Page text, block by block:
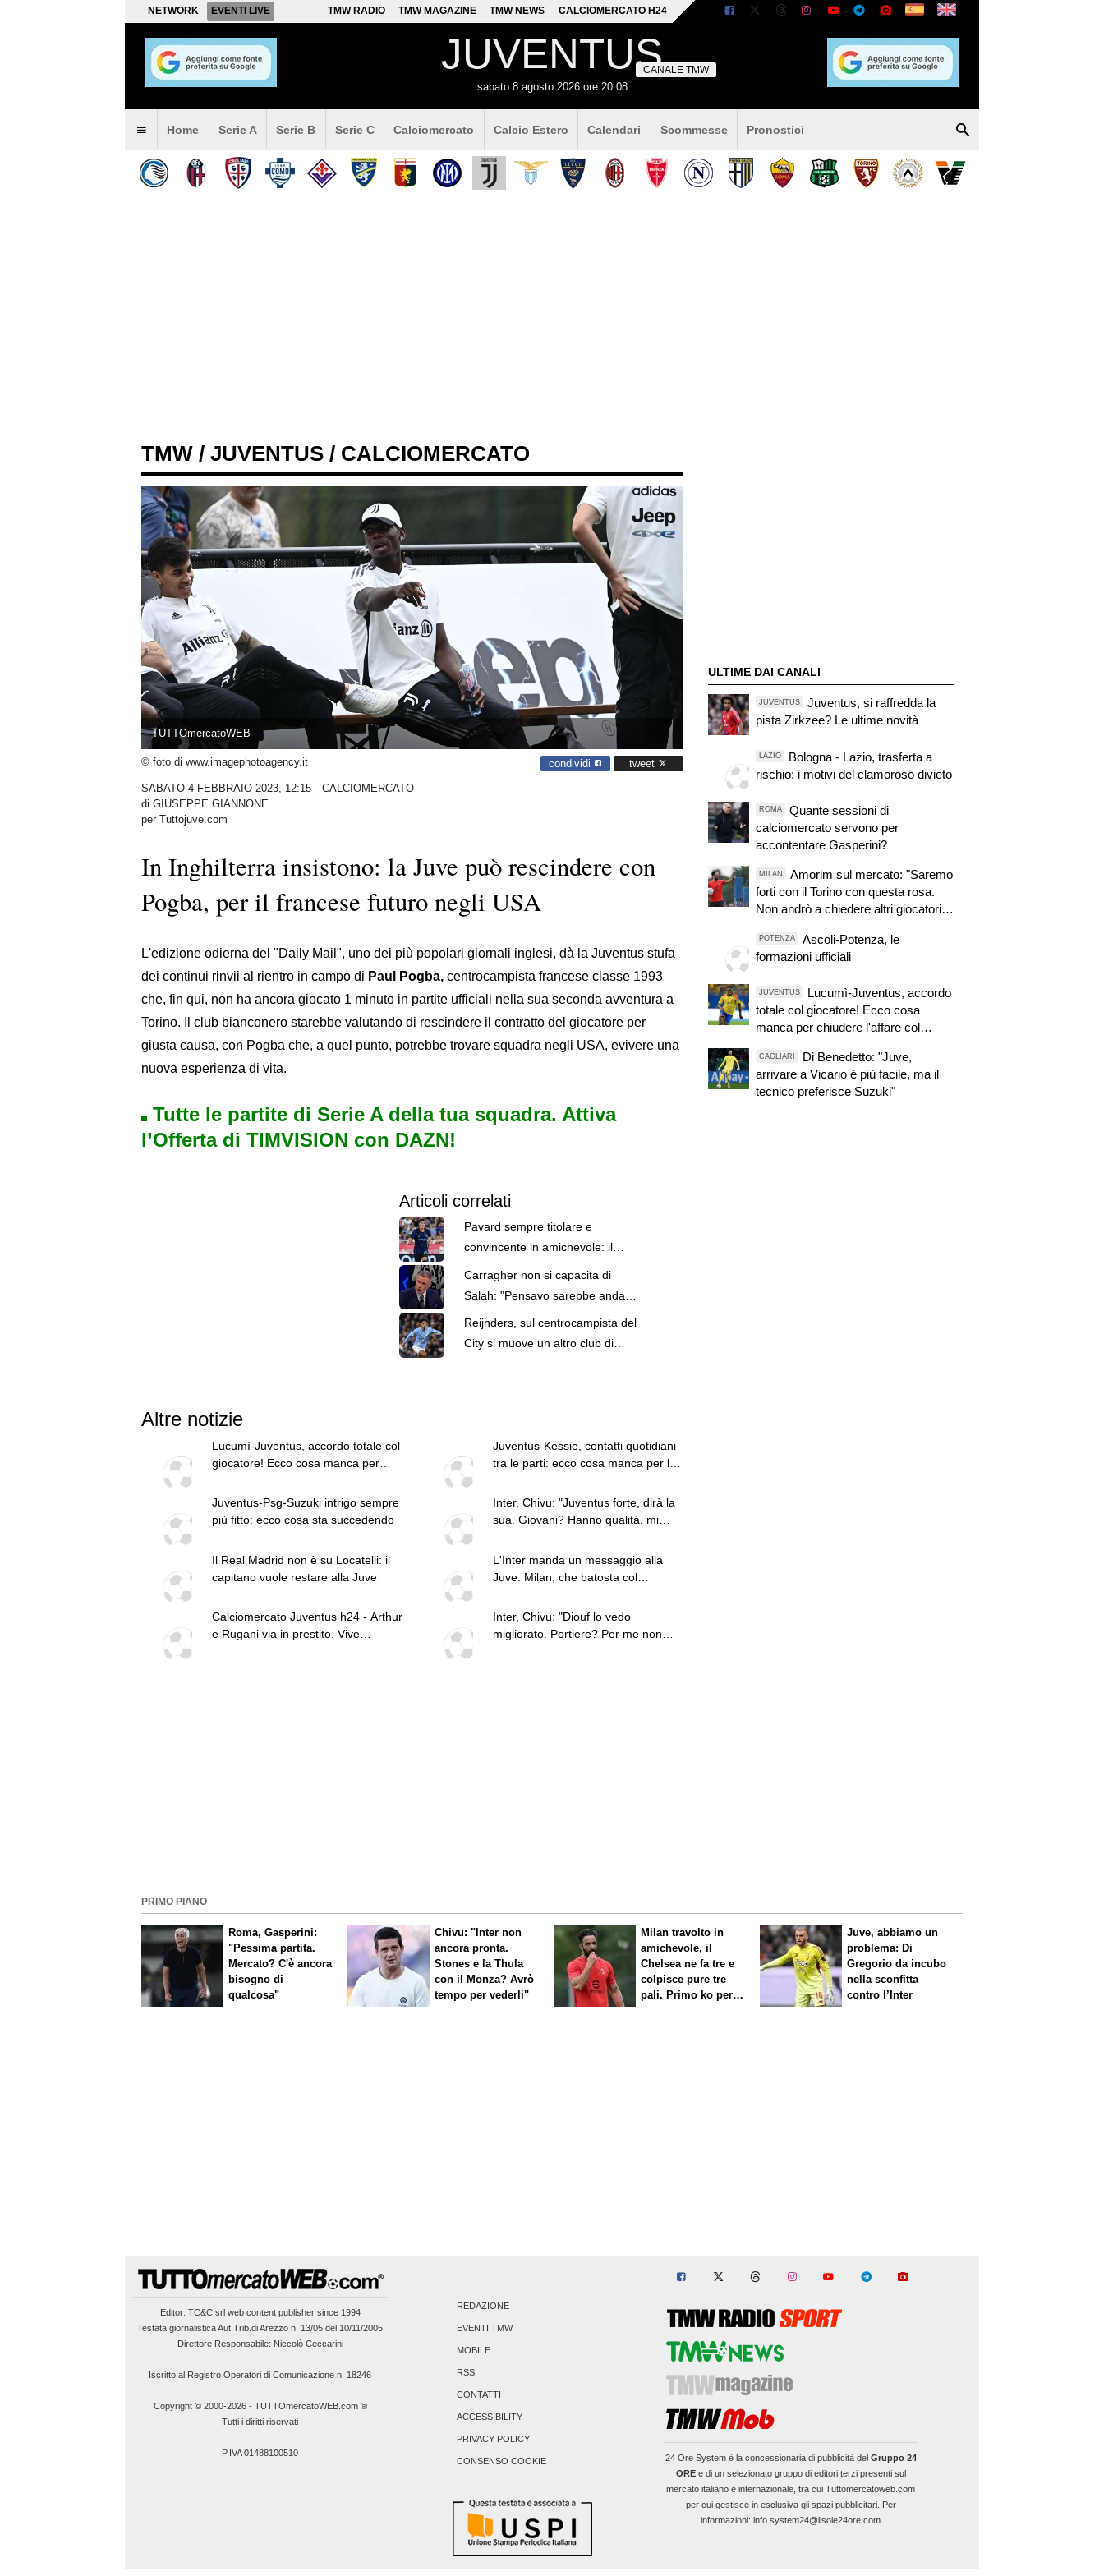
NETWORK EVENTI LIVE TMW RADIO TMW MAGAZINE TMW NEWS CALCIOMERCATO H24
JUVENTUS
sabato 8 agosto 2026 ore 20:08
CANALE TMW
Home Serie A Serie B Serie C Calciomercato Calcio Estero Calendari Scommesse Pronostici
TMW / JUVENTUS / CALCIOMERCATO
TUTTOmercatoWEB
© foto di www.imagephotoagency.it condividi tweet
SABATO 4 FEBBRAIO 2023, 12:15
CALCIOMERCATO
di GIUSEPPE GIANNONE
per Tuttojuve.com
In Inghilterra insistono: la Juve può rescindere con
Pogba, per il francese futuro negli USA
L'edizione odierna del "Daily Mail", uno dei più popolari giornali inglesi, dà la Juventus stufa
dei continui rinvii al rientro in campo di Paul Pogba, centrocampista francese classe 1993
che, fin qui, non ha ancora giocato 1 minuto in partite ufficiali nella sua seconda avventura a
Torino. Il club bianconero starebbe valutando di rescindere il contratto del giocatore per
giusta causa, con Pogba che, a quel punto, potrebbe trovare squadra negli USA, evivere una
nuova esperienza di vita.
Tutte le partite di Serie A della tua squadra. Attiva
l’Offerta di TIMVISION con DAZN!
Articoli correlati
Pavard sempre titolare e
convincente in amichevole: il
Carragher non si capacita di
Salah: "Pensavo sarebbe andato
al Milan o alla Juventus"
Reijnders, sul centrocampista del
City si muove un altro club di
Altre notizie
Lucumì-Juventus, accordo totale col
giocatore! Ecco cosa manca per
Juventus-Kessie, contatti quotidiani
tra le parti: ecco cosa manca per la
Juventus-Psg-Suzuki intrigo sempre
più fitto: ecco cosa sta succedendo
Inter, Chivu: "Juventus forte, dirà la
sua. Giovani? Hanno qualità, mi
Il Real Madrid non è su Locatelli: il
capitano vuole restare alla Juve
L'Inter manda un messaggio alla
Juve. Milan, che batosta col
Calciomercato Juventus h24 - Arthur
e Rugani via in prestito. Vive
Inter, Chivu: "Diouf lo vedo
migliorato. Portiere? Per me non
ULTIME DAI CANALI
JUVENTUS
Juventus, si raffredda la
pista Zirkzee? Le ultime novità
LAZIO
Bologna - Lazio, trasferta a
rischio: i motivi del clamoroso divieto
ROMA
Quante sessioni di
calciomercato servono per
accontentare Gasperini?
MILAN
Amorim sul mercato: "Saremo
forti con il Torino con questa rosa.
Non andrò a chiedere altri giocatori
POTENZA
Ascoli-Potenza, le
formazioni ufficiali
JUVENTUS
Lucumì-Juventus, accordo
totale col giocatore! Ecco cosa
manca per chiudere l'affare col
CAGLIARI
Di Benedetto: "Juve,
arrivare a Vicario è più facile, ma il
tecnico preferisce Suzuki"
PRIMO PIANO
Roma, Gasperini:
"Pessima partita.
Mercato? C'è ancora
bisogno di
qualcosa"
Chivu: "Inter non
ancora pronta.
Stones e la Thula
con il Monza? Avrò
tempo per vederli"
Milan travolto in
amichevole, il
Chelsea ne fa tre e
colpisce pure tre
pali. Primo ko per
Juve, abbiamo un
problema: Di
Gregorio da incubo
nella sconfitta
contro l’Inter
Editor: TC&C srlweb content publisher since 1994
Testata giornalistica Aut.Trib.di Arezzo n. 13/05 del 10/11/2005
Direttore Responsabile: Niccolò Ceccarini
Iscritto al Registro Operatori di Comunicazione n. 18246
Copyright © 2000-2026- TUTTOmercatoWEB.com ®
Tutti i diritti riservati
P.IVA 01488100510
REDAZIONE
EVENTI TMW
MOBILE
RSS
CONTATTI
ACCESSIBILITY
PRIVACY POLICY
CONSENSO COOKIE 24 Ore Systemè la concessionaria di pubblicità del Gruppo 24
OREe di un selezionato gruppo di editori terzi presenti sul
mercato italiano e internazionale, tra cui Tuttomercatoweb.com
per cui gestisce in esclusiva gli spazi pubblicitari. Per
informazioni: info.system24@ilsole24ore.com